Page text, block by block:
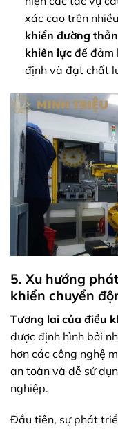
xác cao trên
khiển đường
khiển lựcđể đảm
định và đạt chất
5. Xu hướng
khiển chuyển
Tương lai của điều
được định hình bởi
hơn các công nghệ
an toàn và dễ sử
nghiệp.
Đầu tiên, sự phát